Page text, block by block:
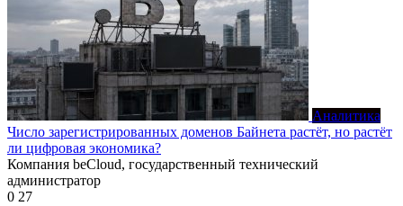
Аналитика
Число зарегистрированных доменов Байнета растёт, но растёт
ли цифровая экономика?
Компания beCloud, государственный технический
администратор
0 27